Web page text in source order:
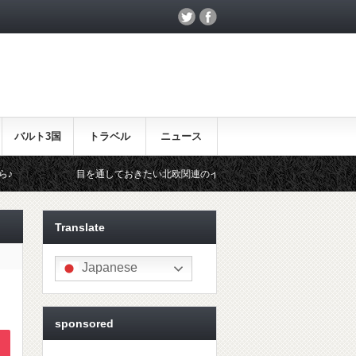
バルト3国 トラベル ニュース
を通しておきたい北欧関連のイベント！ 北欧らしいギフトをお探
Translate
Japanese
sponsored